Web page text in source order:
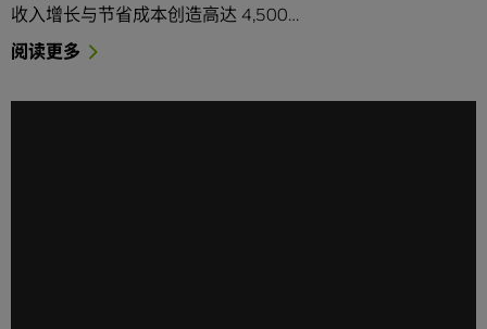
收入增长与节省成本创造高达 4,500…
阅读更多